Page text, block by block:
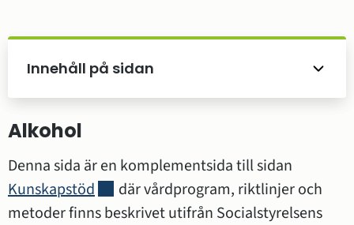
Innehåll på sidan
Alkohol
Kunskapstöd Länk till annan webbplats.
där vårdprogram, riktlinjer och
metoder finns beskrivet utifrån Socialstyrelsens